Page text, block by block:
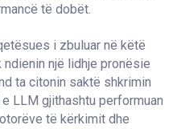
të dobët.
i zbuluar në këtë
një lidhje pronësie
ta citonin saktë shkrimin
LLM gjithashtu performuan
të kërkimit dhe